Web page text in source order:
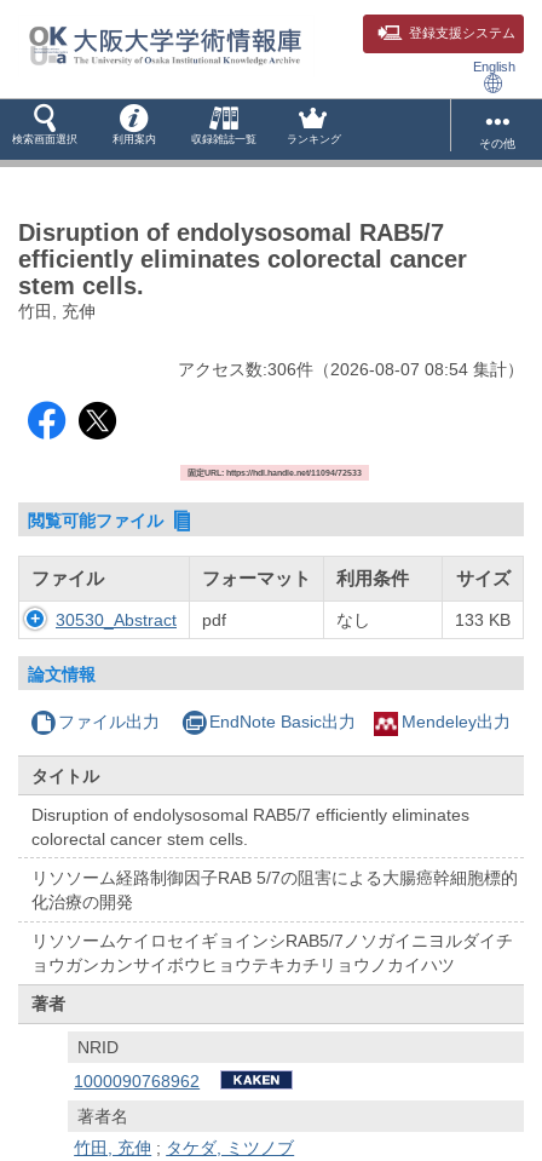
登録支援システム
English
検索画面選択 利用案内 収録雑誌一覧 ランキング その他
Disruption of endolysosomal RAB5/7
efficiently eliminates colorectal cancer
stem cells.
竹田, 充伸
アクセス数:306件 （2026-08-07 08:54 集計）
固定URL: https://hdl.handle.net/11094/72533
閲覧可能ファイル
ファイル フォーマット 利用条件 サイズ
30530_Abstract pdf なし 133 KB
論文情報
ファイル出力 EndNote Basic出力 Mendeley出力
タイトル
Disruption of endolysosomal RAB5/7 efficiently eliminates
colorectal cancer stem cells.
リソソーム経路制御因子RAB 5/7の阻害による大腸癌幹細胞標的
化治療の開発
リソソームケイロセイギョインシRAB5/7ノソガイニヨルダイチ
ョウガンカンサイボウヒョウテキカチリョウノカイハツ
著者
NRID
1000090768962
著者名
竹田, 充伸 ; タケダ, ミツノブ